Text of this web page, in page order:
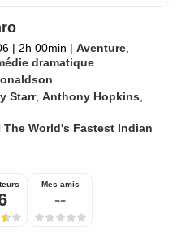
| 2h 00min | Aventure
dramatique
Starr,Anthony Hopkins
The World's Fastest Indian
Mes amis
--